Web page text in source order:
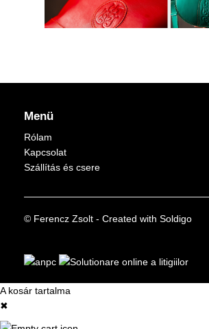
Menü
Rólam
Kapcsolat
Szállítás és csere
© Ferencz Zsolt - Created with Soldigo
A kosár tartalma
✖